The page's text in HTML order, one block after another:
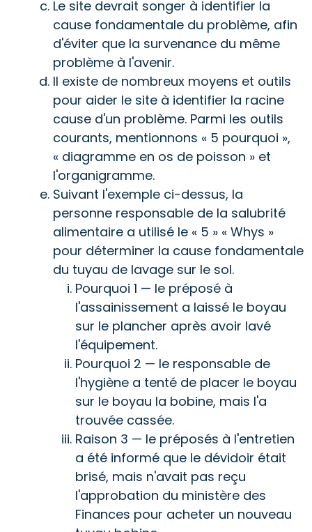
Le site devrait songer à identifier la
cause fondamentale du problème, afin
d'éviter que la survenance du même
problème à l'avenir.
Il existe de nombreux moyens et outils
pour aider le site à identifier la racine
cause d'un problème. Parmi les outils
courants, mentionnons « 5 pourquoi »,
« diagramme en os de poisson » et
l'organigramme.
Suivant l'exemple ci-dessus, la
personne responsable de la salubrité
alimentaire a utilisé le « 5 » « Whys »
pour déterminer la cause fondamentale
du tuyau de lavage sur le sol.
Pourquoi 1 — le préposé à
l'assainissement a laissé le boyau
sur le plancher après avoir lavé
l'équipement.
Pourquoi 2 — le responsable de
l'hygiène a tenté de placer le boyau
sur le boyau la bobine, mais l'a
trouvée cassée.
Raison 3 — le préposés à l'entretien
a été informé que le dévidoir était
brisé, mais n'avait pas reçu
l'approbation du ministère des
Finances pour acheter un nouveau